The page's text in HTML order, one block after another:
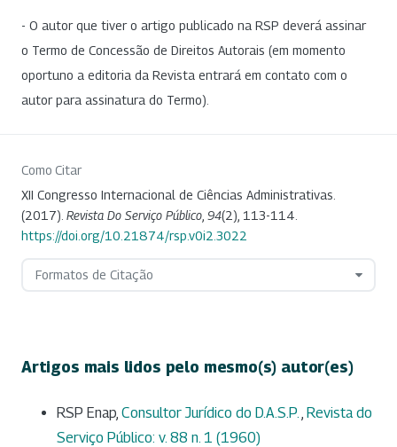
- O autor que tiver o artigo publicado na RSP deverá assinar
o Termo de Concessão de Direitos Autorais (em momento
oportuno a editoria da Revista entrará em contato com o
autor para assinatura do Termo).
Como Citar
XII Congresso Internacional de Ciências Administrativas.
(2017). Revista Do Serviço Público 94(2), 113-114.
https://doi.org/10.21874/rsp.v0i2.3022
Formatos de Citação
Artigos mais lidos pelo mesmo(s) autor(es)
RSP Enap, Consultor Jurídico do D.A.S.P., Revista do
Serviço Público: v. 88 n. 1 (1960)